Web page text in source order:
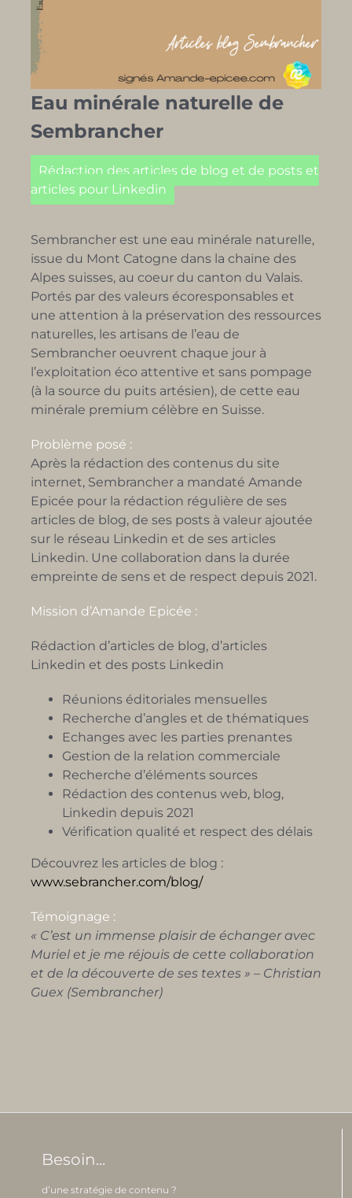
Eau minérale naturelle de
Sembrancher
Rédaction des articles de blog et de posts et
articles pour Linkedin
Sembrancher est une eau minérale naturelle,
issue du Mont Catogne dans la chaine des
Alpes suisses, au coeur du canton du Valais.
Portés par des valeurs écoresponsables et
une attention à la préservation des ressources
naturelles, les artisans de l’eau de
Sembrancher oeuvrent chaque jour à
l’exploitation éco attentive et sans pompage
(à la source du puits artésien), de cette eau
minérale premium célèbre en Suisse.
Problème posé :
Après la rédaction des contenus du site
internet, Sembrancher a mandaté Amande
Epicée pour la rédaction régulière de ses
articles de blog, de ses posts à valeur ajoutée
sur le réseau Linkedin et de ses articles
Linkedin. Une collaboration dans la durée
empreinte de sens et de respect depuis 2021.
Mission d’Amande Epicée :
Rédaction d’articles de blog, d’articles
Linkedin et des posts Linkedin
Réunions éditoriales mensuelles
Recherche d’angles et de thématiques
Echanges avec les parties prenantes
Gestion de la relation commerciale
Recherche d’éléments sources
Rédaction des contenus web, blog,
Linkedin depuis 2021
Vérification qualité et respect des délais
Découvrez les articles de blog :
www.sebrancher.com/blog/
Témoignage :
« C’est un immense plaisir de échanger avec
Muriel et je me réjouis de cette collaboration
et de la découverte de ses textes » – Christian
Guex (Sembrancher)
Besoin...
d’une stratégie de contenu ?